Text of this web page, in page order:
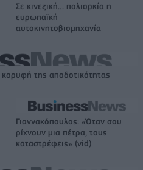
Σε κινεζική… πολιορκία η
ευρωπαϊκή
αυτοκινητοβιομηχανία
της αποδοτικότητας
Γιαννακόπουλος: «Όταν σου
ρίχνουν μια πέτρα, τους
καταστρέφεις» (vid)